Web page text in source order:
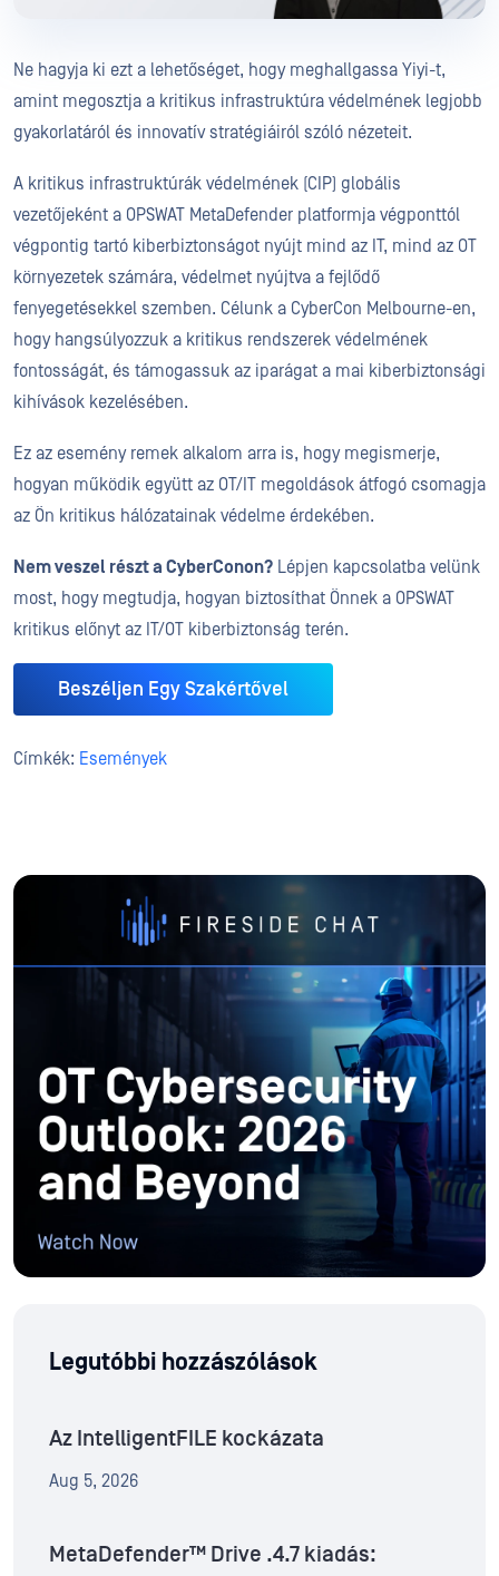
Ne hagyja ki ezt a lehetőséget, hogy meghallgassa Yiyi-t,
amint megosztja a kritikus infrastruktúra védelmének legjobb
gyakorlatáról és innovatív stratégiáiról szóló nézeteit.
A kritikus infrastruktúrák védelmének (CIP) globális
vezetőjeként a OPSWAT MetaDefender platformja végponttól
végpontig tartó kiberbiztonságot nyújt mind az IT, mind az OT
környezetek számára, védelmet nyújtva a fejlődő
fenyegetésekkel szemben. Célunk a CyberCon Melbourne-en,
hogy hangsúlyozzuk a kritikus rendszerek védelmének
fontosságát, és támogassuk az iparágat a mai kiberbiztonsági
kihívások kezelésében.
Ez az esemény remek alkalom arra is, hogy megismerje,
hogyan működik együtt az OT/IT megoldások átfogó csomagja
az Ön kritikus hálózatainak védelme érdekében.
Nem veszel részt a CyberConon? Lépjen kapcsolatba velünk
most, hogy megtudja, hogyan biztosíthat Önnek a OPSWAT
kritikus előnyt az IT/OT kiberbiztonság terén.
Beszéljen Egy Szakértővel
Címkék: Események
Legutóbbi hozzászólások
Az IntelligentFILE kockázata
Aug 5, 2026
MetaDefender™ Drive .4.7 kiadás: